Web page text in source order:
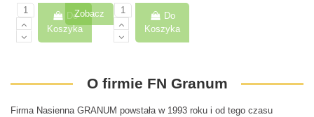
Do
Koszyka
Zobacz
Do
Koszyka
O firmie FN Granum
Firma Nasienna GRANUM powstała w 1993 roku i od tego czasu